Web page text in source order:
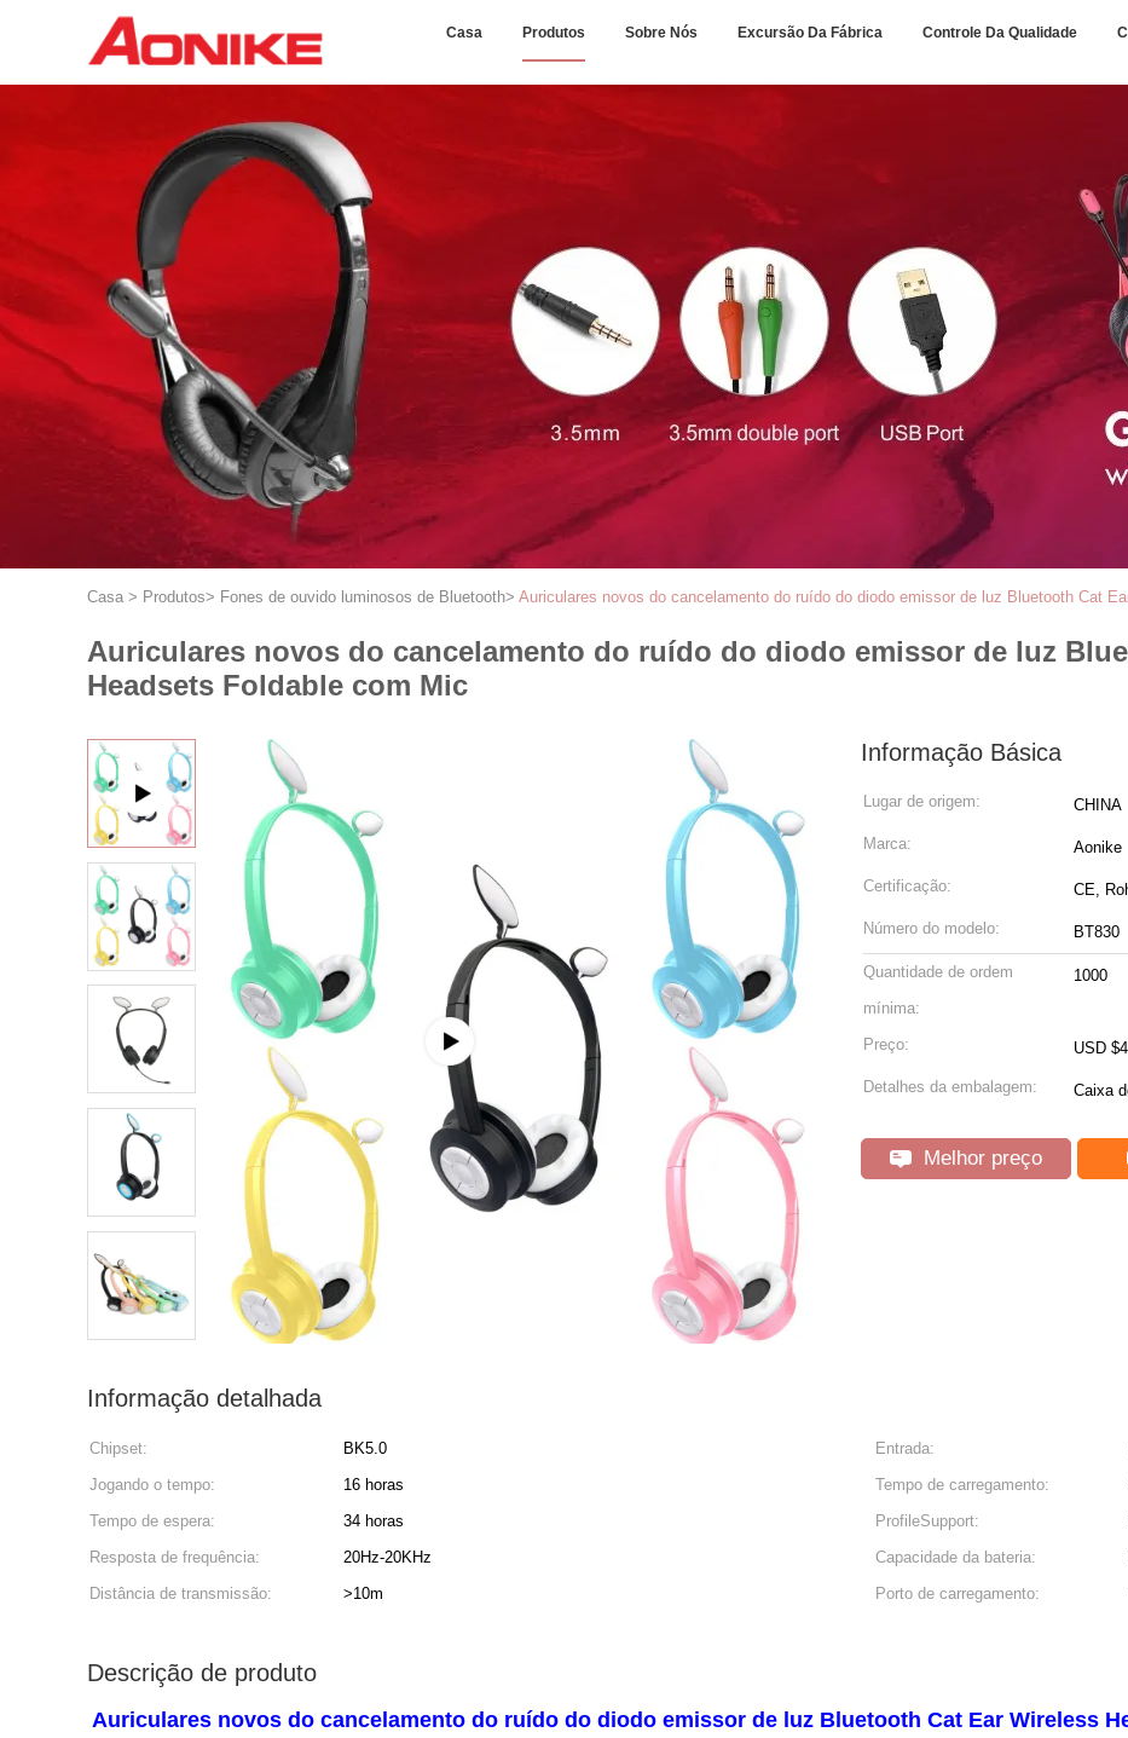
Casa Produtos Sobre Nós Excursão Da Fábrica Controle Da Qualidade
Casa > Produtos> Fones de ouvido luminosos de Bluetooth> Auriculares novos do cancelamento do ruído do diodo emissor de luz Bluetooth Cat
Auriculares novos do cancelamento do ruído do diodo emissor de luz
Headsets Foldable com Mic
Informação Básica
Lugar de origem: CHINA
Marca: Aonike
Certificação: CE,
Número do modelo: BT830
Quantidade de ordem
mínima:
1000
Preço: USD
Detalhes da embalagem: Caixa
Melhor preço
Informação detalhada
Chipset: BK5.0 Entrada:
Jogando o tempo:
16 horas Tempo de carregamento:
Tempo de espera:
34 horas ProfileSupport:
Resposta de frequência:
20Hz-20KHz Capacidade da bateria:
Distância de transmissão:
>10m Porto de carregamento:
Descrição de produto
Auriculares novos do cancelamento do ruído do diodo emissor de luz Bluetooth Cat Ear Wireless